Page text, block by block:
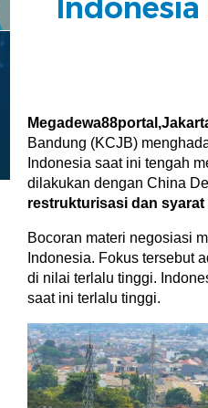
Bandung (KCJB)
Indonesia saat ini tengah
dilakukan dengan China
restrukturisasi dan syarat
Bocoran materi negosiasi
Indonesia. Fokus tersebut
di nilai terlalu tinggi.
saat ini terlalu tinggi.